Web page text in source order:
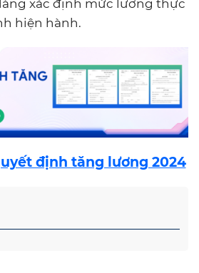
xác định mức lương thực
hiện hành.
định tăng lương 2024